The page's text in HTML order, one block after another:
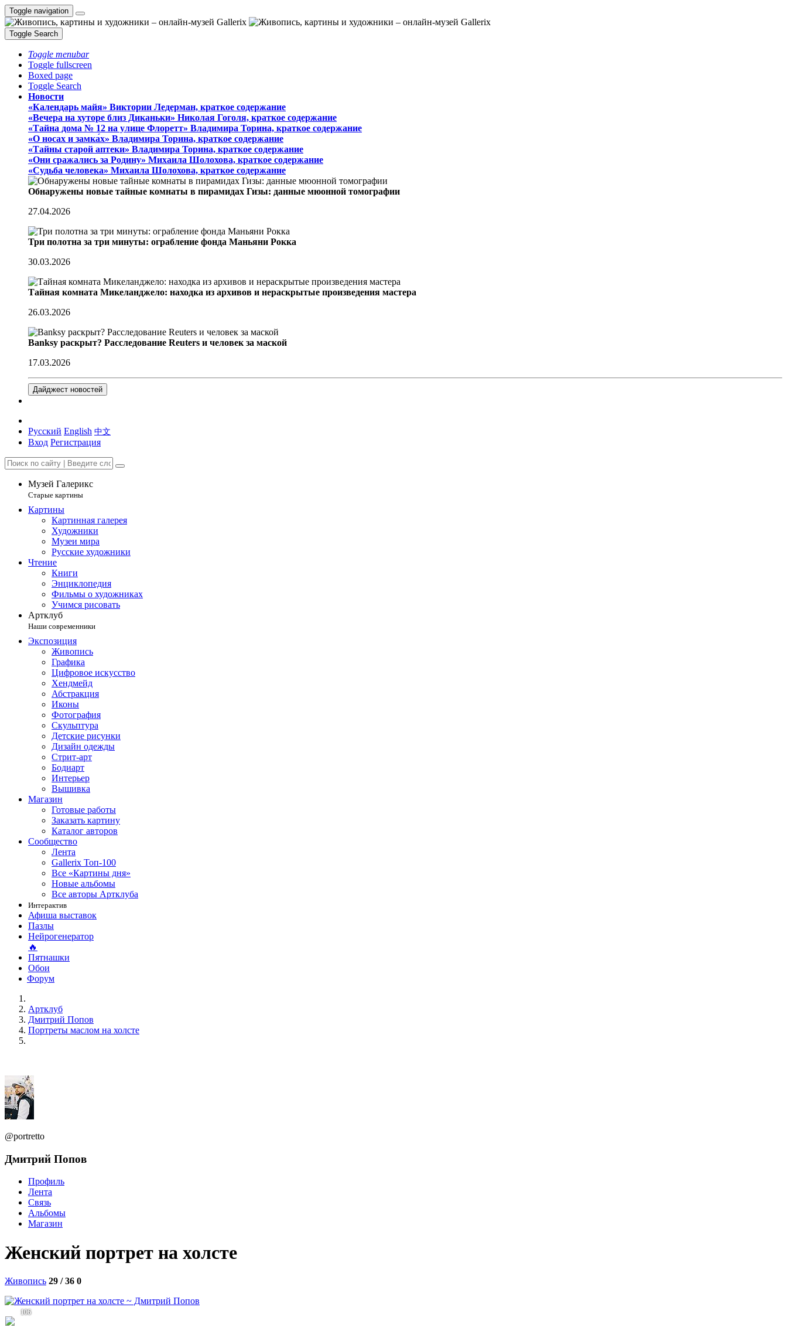
Toggle navigation
Toggle Search
Toggle menubar
Toggle fullscreen
Boxed page
Toggle Search
Новости
«Календарь майя» Виктории Ледерман, краткое содержание
«Вечера на хуторе близ Диканьки» Николая Гоголя, краткое содержание
«Тайна дома № 12 на улице Флоретт» Владимира Торина, краткое содержание
«О носах и замка́х» Владимира Торина, краткое содержание
«Тайны старой аптеки» Владимира Торина, краткое содержание
«Они сражались за Родину» Михаила Шолохова, краткое содержание
«Судьба человека» Михаила Шолохова, краткое содержание
Обнаружены новые тайные комнаты в пирамидах Гизы: данные мюонной томографии
27.04.2026
Три полотна за три минуты: ограбление фонда Маньяни Рокка
30.03.2026
Тайная комната Микеланджело: находка из архивов и нераскрытые произведения мастера
26.03.2026
Banksy раскрыт? Расследование Reuters и человек за маской
17.03.2026
Дайджест новостей
Русский English 中文
Вход Регистрация
Музей Галерикс
Старые картины
Картины
Картинная галерея
Художники
Музеи мира
Русские художники
Чтение
Книги
Энциклопедия
Фильмы о художниках
Учимся рисовать
Артклуб
Наши современники
Экспозиция
Живопись
Графика
Цифровое искусство
Хендмейд
Абстракция
Иконы
Фотография
Скульптура
Детские рисунки
Дизайн одежды
Стрит-арт
Бодиарт
Интерьер
Вышивка
Магазин
Готовые работы
Заказать картину
Каталог авторов
Сообщество
Лента
Gallerix Топ-100
Все «Картины дня»
Новые альбомы
Все авторы Артклуба
Интерактив
Афиша выставок
Пазлы
Нейрогенератор
🔥
Пятнашки
Обои
Форум
Артклуб
Дмитрий Попов
Портреты маслом на холсте
@portretto
Дмитрий Попов
Профиль
Лента
Связь
Альбомы
Магазин
Женский портрет на холсте
Живопись 29 / 36 0
106